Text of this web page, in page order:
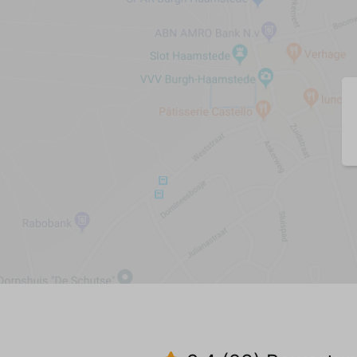
Zentralheizung
Fliesenboden
Kühlschrank
Gefrierschrank